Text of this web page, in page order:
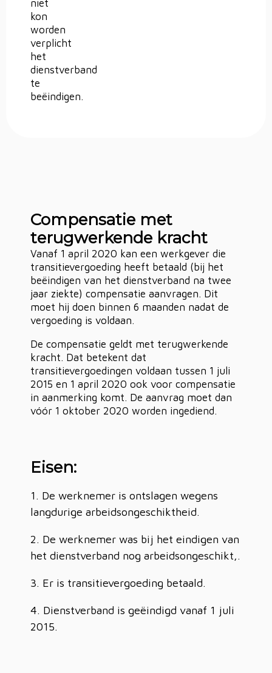
niet
kon
worden
verplicht
het
dienstverband
te
beëindigen.
Compensatie met
terugwerkende kracht
Vanaf 1 april 2020 kan een werkgever die
transitievergoeding heeft betaald (bij het
beëindigen van het dienstverband na twee
jaar ziekte) compensatie aanvragen. Dit
moet hij doen binnen 6 maanden nadat de
vergoeding is voldaan.
De compensatie geldt met terugwerkende
kracht. Dat betekent dat
transitievergoedingen voldaan tussen 1 juli
2015 en 1 april 2020 ook voor compensatie
in aanmerking komt. De aanvrag moet dan
vóór 1 oktober 2020 worden ingediend.
Eisen:
De werknemer is ontslagen wegens
langdurige arbeidsongeschiktheid.
De werknemer was bij het eindigen van
het dienstverband nog arbeidsongeschikt,.
Er is transitievergoeding betaald.
Dienstverband is geëindigd vanaf 1 juli
2015.